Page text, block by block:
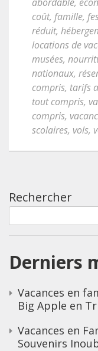
coût, famille,
réduit,
locations de
musées,
nationaux,
compris, tarifs
tout compris,
compris,
scolaires, vols,
Rechercher
Derniers
Vacances en
Big Apple en
Vacances en
Souvenirs